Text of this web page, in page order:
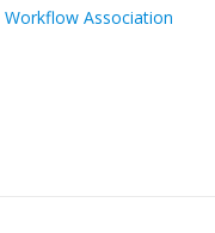
Association